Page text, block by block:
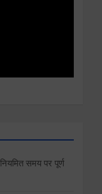
समय पर पूर्ण